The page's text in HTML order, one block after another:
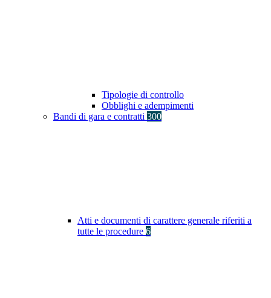
Tipologie di controllo
Obblighi e adempimenti
Bandi di gara e contratti 300
Atti e documenti di carattere generale riferiti a
tutte le procedure 6